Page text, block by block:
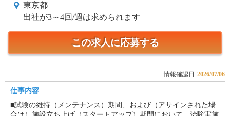
東京都
出社が3～4回/週は求められます
この求人に応募する
情報確認日 2026/07/06
仕事内容
■試験の維持（メンテナンス）期間、および（アサインされた場